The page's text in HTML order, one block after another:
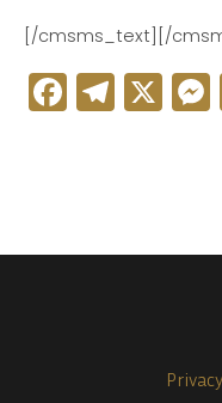
[/cmsms_text][/
X